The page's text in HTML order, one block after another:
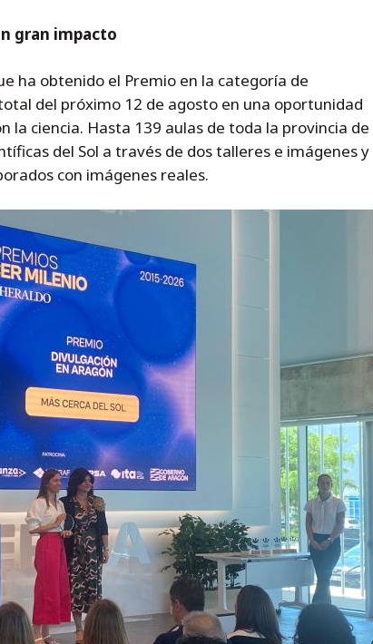
gran impacto
ha obtenido el Premio en la categoría de
del próximo 12 de agosto en una oportunidad
la ciencia. Hasta 139 aulas de toda la provincia de
del Sol a través de dos talleres e imágenes y
con imágenes reales.